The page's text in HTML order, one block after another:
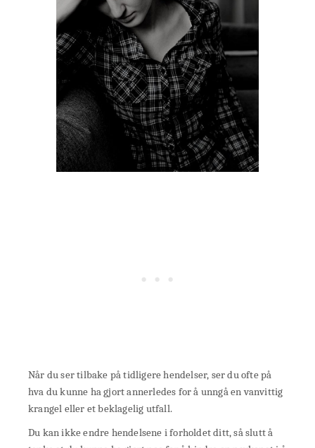
Når du ser tilbake på tidligere hendelser, ser du ofte på
hva du kunne ha gjort annerledes for å unngå en vanvittig
krangel eller et beklagelig utfall.
Du kan ikke endre hendelsene i forholdet ditt, så slutt å